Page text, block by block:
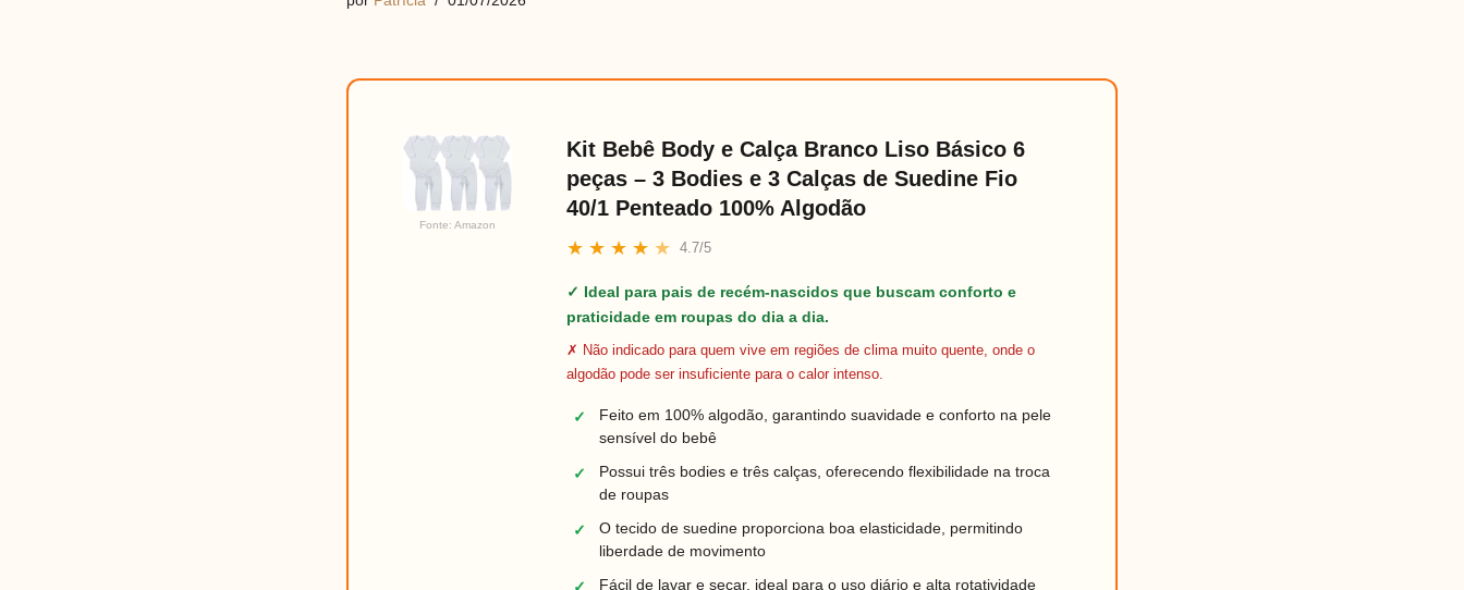
Fonte: Amazon
Kit Bebê Body e Calça Branco Liso Básico 6
peças – 3 Bodies e 3 Calças de Suedine Fio
40/1 Penteado 100% Algodão
★ ★ ★ ★ ★ 4.7/5
✓ Ideal para pais de recém-nascidos que buscam conforto e
praticidade em roupas do dia a dia.
✗ Não indicado para quem vive em regiões de clima muito quente, onde o
algodão pode ser insuficiente para o calor intenso.
✓
Feito em 100% algodão, garantindo suavidade e conforto na pele
sensível do bebê
✓
Possui três bodies e três calças, oferecendo flexibilidade na troca
de roupas
✓
O tecido de suedine proporciona boa elasticidade, permitindo
liberdade de movimento
Fácil de lavar e secar, ideal para o uso diário e alta rotatividade